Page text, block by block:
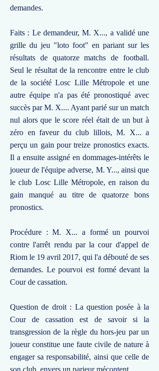
demandes.
Faits : Le demandeur, M. X..., a validé une
grille du jeu "loto foot" en pariant sur les
résultats de quatorze matchs de football.
Seul le résultat de la rencontre entre le club
de la société Losc Lille Métropole et une
autre équipe n'a pas été pronostiqué avec
succès par M. X.... Ayant parié sur un match
nul alors que le score réel était de un but à
zéro en faveur du club lillois, M. X... a
perçu un gain pour treize pronostics exacts.
Il a ensuite assigné en dommages-intérêts le
joueur de l'équipe adverse, M. Y..., ainsi que
le club Losc Lille Métropole, en raison du
gain manqué au titre de quatorze bons
pronostics.
Procédure : M. X... a formé un pourvoi
contre l'arrêt rendu par la cour d'appel de
Riom le 19 avril 2017, qui l'a débouté de ses
demandes. Le pourvoi est formé devant la
Cour de cassation.
Question de droit : La question posée à la
Cour de cassation est de savoir si la
transgression de la règle du hors-jeu par un
joueur constitue une faute civile de nature à
engager sa responsabilité, ainsi que celle de
son club, envers un parieur mécontent.